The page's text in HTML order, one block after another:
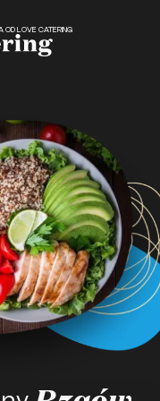
OD LOVE CATERING